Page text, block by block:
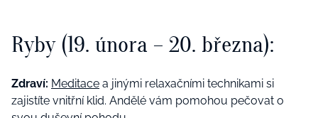
Ryby (19. února – 20. března):
Zdraví: Meditace a jinými relaxačními technikami si
zajistíte vnitřní klid. Andělé vám pomohou pečovat o